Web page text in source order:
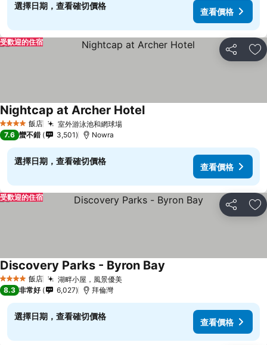
選擇日期，查看確切價格
查看價格
分享 加
受歡迎的住宿
4 星級 飯店 室外游泳池和網球場
Nightcap at Archer Hotel
7.6 蠻不錯 3,501 Nowra
選擇日期，查看確切價格
查看價格
分享 加
受歡迎的住宿
4 星級 飯店 湖畔小屋，風景優美
Discovery Parks - Byron Bay
8.3 非常好 6,027 拜倫灣
選擇日期，查看確切價格
查看價格